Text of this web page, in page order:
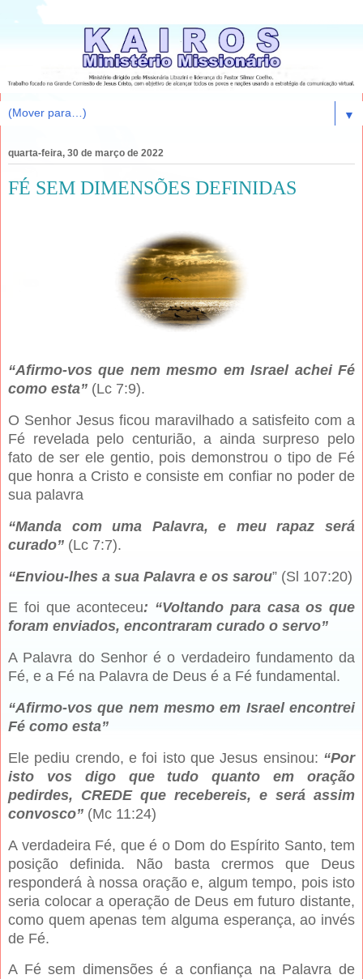
▼
quarta-feira, 30 de março de 2022
FÉ SEM DIMENSÕES DEFINIDAS
“Afirmo-vos que nem mesmo em Israel achei Fé
como esta” (Lc 7:9).
O Senhor Jesus ficou maravilhado a satisfeito com a
Fé revelada pelo centurião, a ainda surpreso pelo
fato de ser ele gentio, pois demonstrou o tipo de Fé
que honra a Cristo e consiste em confiar no poder de
sua palavra
“Manda com uma Palavra, e meu rapaz será
curado” (Lc 7:7).
“Enviou-lhes a sua Palavra e os sarou” (Sl 107:20)
E foi que aconteceu: “Voltando para casa os que
foram enviados, encontraram curado o servo”
A Palavra do Senhor é o verdadeiro fundamento da
Fé, e a Fé na Palavra de Deus é a Fé fundamental.
“Afirmo-vos que nem mesmo em Israel encontrei
Fé como esta”
Ele pediu crendo, e foi isto que Jesus ensinou: “Por
isto vos digo que tudo quanto em oração
pedirdes, CREDE que recebereis, e será assim
convosco” (Mc 11:24)
A verdadeira Fé, que é o Dom do Espírito Santo, tem
posição definida. Não basta crermos que Deus
responderá à nossa oração e, algum tempo, pois isto
seria colocar a operação de Deus em futuro distante,
como quem apenas tem alguma esperança, ao invés
de Fé.
A Fé sem dimensões é a confiança na Palavra de